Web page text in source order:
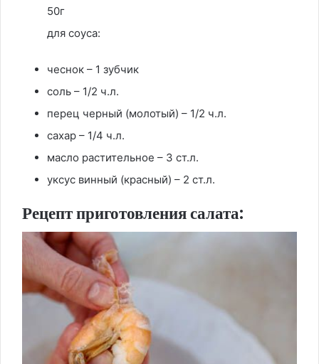
50г
для соуса:
чеснок – 1 зубчик
соль – 1/2 ч.л.
перец черный (молотый) – 1/2 ч.л.
сахар – 1/4 ч.л.
масло растительное – 3 ст.л.
уксус винный (красный) – 2 ст.л.
Рецепт приготовления салата: